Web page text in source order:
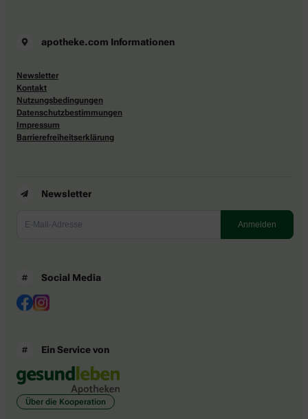
apotheke.com Informationen
Newsletter
Kontakt
Nutzungsbedingungen
Datenschutzbestimmungen
Impressum
Barrierefreiheitserklärung
Newsletter
Social Media
Ein Service von
Über die Kooperation